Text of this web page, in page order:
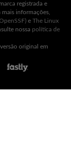
registrada e
mais informações,
e The Linux
nossa política de
original em